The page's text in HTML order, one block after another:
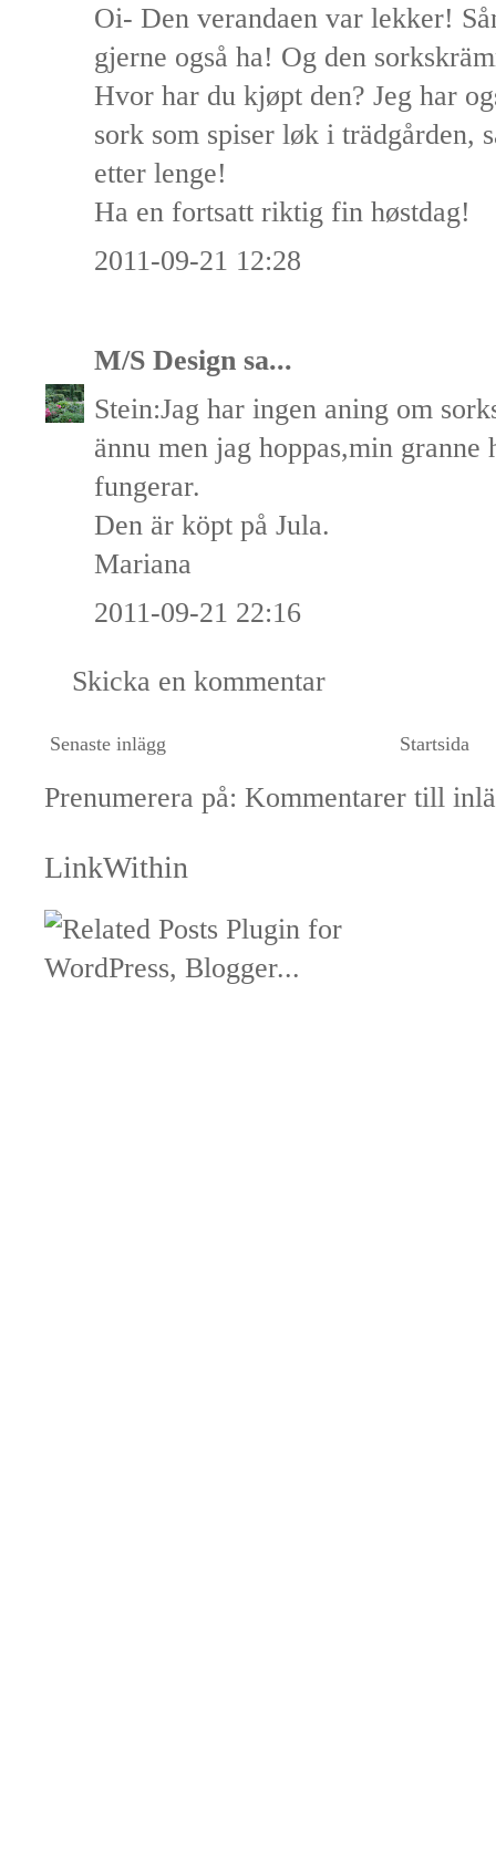
Oi- Den verandaen var lekker!
gjerne også ha! Og den
Hvor har du kjøpt den? Jeg har
sork som spiser løk i trädgården,
etter lenge!
Ha en fortsatt riktig fin høstdag!
2011-09-21 12:28
M/S Design sa...
Stein:Jag har ingen aning om
ännu men jag hoppas,min granne
fungerar.
Den är köpt på Jula.
Mariana
2011-09-21 22:16
Skicka en kommentar
Senaste inlägg Startsida
Prenumerera på: Kommentarer till
LinkWithin